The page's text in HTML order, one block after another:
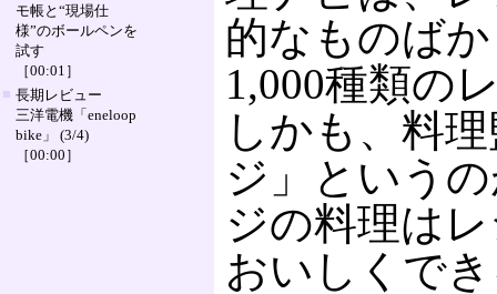
モ帳と“現場仕
様”のボールペンを
試す
［00:01］
■ 長期レビュー
三洋電機「eneloop
bike」 (3/4)
［00:00］
的なものば
1,000種類の
しかも、料
ジ」という
ジの料理は
おいしくで